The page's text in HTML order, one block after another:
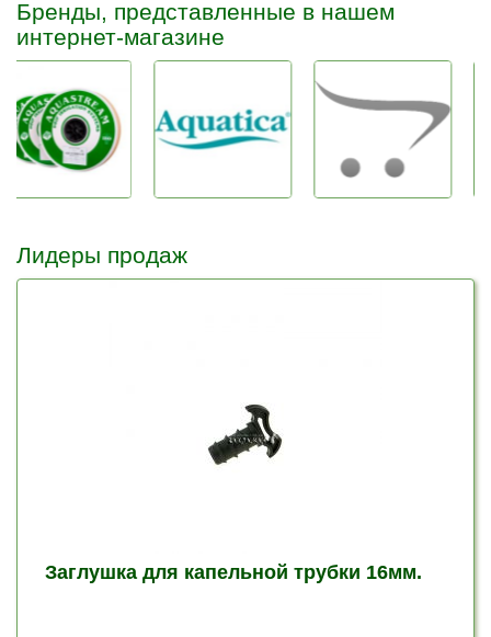
Бренды, представленные в нашем
интернет-магазине
Лидеры продаж
Заглушка для капельной трубки 16мм.